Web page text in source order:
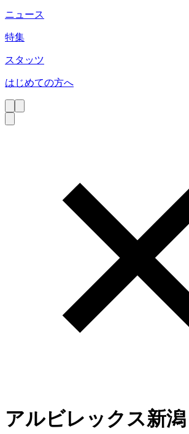
ニュース
特集
スタッツ
はじめての方へ
アルビレックス新潟